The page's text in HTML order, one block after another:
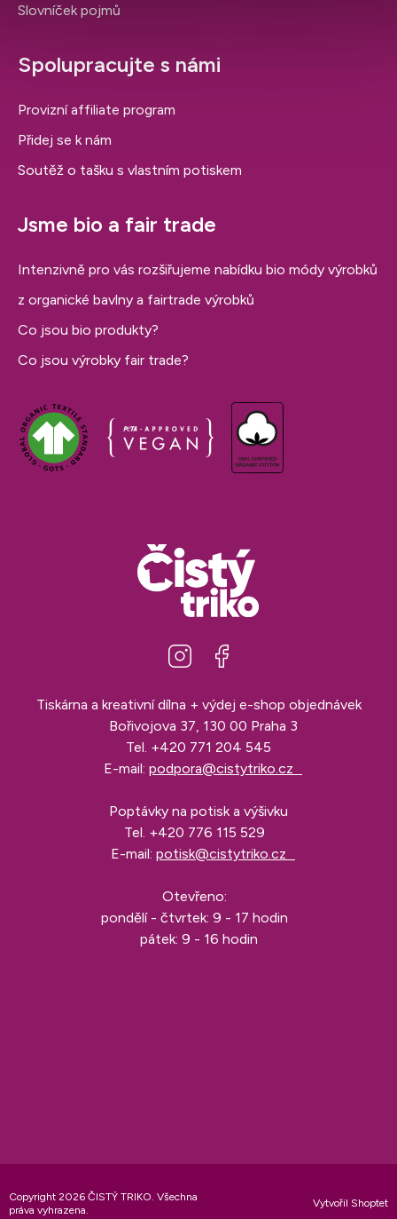
Slovníček pojmů
Spolupracujte s námi
Provizní affiliate program
Přidej se k nám
Soutěž o tašku s vlastním potiskem
Jsme bio a fair trade
Intenzivně pro vás rozšiřujeme nabídku bio módy výrobků
z organické bavlny a fairtrade výrobků
Co jsou bio produkty?
Co jsou výrobky fair trade?
Tiskárna a kreativní dílna + výdej e-shop objednávek
Bořivojova 37, 130 00 Praha 3
Tel. +420 771 204 545
E-mail: podpora@cistytriko.cz
Poptávky na potisk a výšivku
Tel. +420 776 115 529
E-mail: potisk@cistytriko.cz
Otevřeno:
pondělí - čtvrtek: 9 - 17 hodin
pátek: 9 - 16 hodin
Vytvořil Shoptet
Copyright 2026 ČISTÝ TRIKO. Všechna
práva vyhrazena.